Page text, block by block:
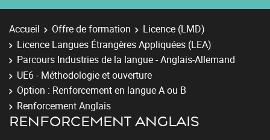
Accueil Offre de formation
Licence (LMD)
Licence Langues Étrangères Appliquées (LEA)
Parcours Industries de la langue - Anglais-Allemand
UE6 - Méthodologie et ouverture
Option : Renforcement en langue A ou B
Renforcement Anglais
RENFORCEMENT ANGLAIS